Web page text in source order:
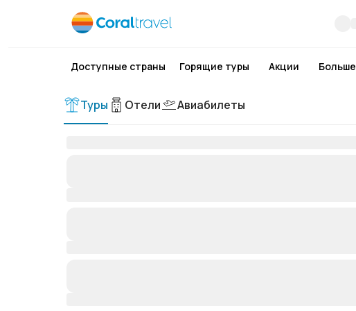
Доступные страны Горящие туры Акции Больше
Туры Отели Авиабилеты